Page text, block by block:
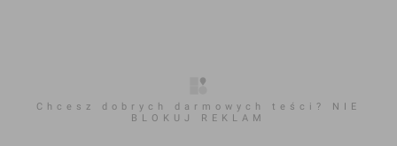
Chcesz dobrych darmowych teści? NIE
BLOKUJ REKLAM